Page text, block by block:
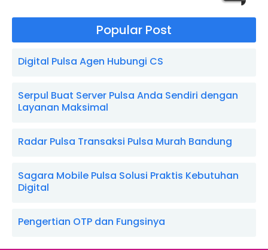
Popular Post
Digital Pulsa Agen Hubungi CS
Serpul Buat Server Pulsa Anda Sendiri dengan
Layanan Maksimal
Radar Pulsa Transaksi Pulsa Murah Bandung
Sagara Mobile Pulsa Solusi Praktis Kebutuhan
Digital
Pengertian OTP dan Fungsinya